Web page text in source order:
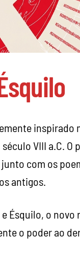
VIII a.C.
com os
antigos.
e Ésquilo, o
o poder ao